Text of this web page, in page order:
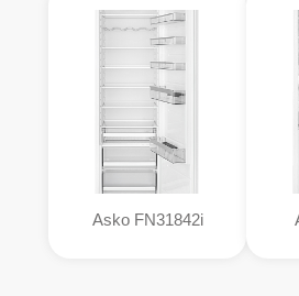
Asko FN31842i